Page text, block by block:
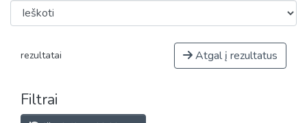
rezultatai Atgal į rezultatus
Filtrai